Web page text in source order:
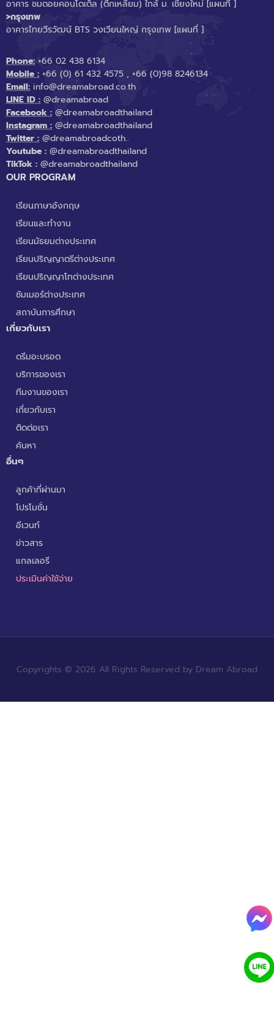
อาคาร ชมดอยคอนโดเต็ล (ตึกเหลี่ยม) ใกล้ ม. เชียงใหม่ [แผนที่ ]
>กรุงเทพ
อาคารไทยวีรวัฒน์ BTS วงเวียนใหญ่ กรุงเทพ [แผนที่ ]
Phone: +66 02 438 6134
Mobile : +66 (0) 61 432 4575 , +66 (0)98 8246134
Email: info@dreamabroad.co.th
LINE ID : @dreamabroad
Facebook : @dreamabroadthailand
Instagram : @dreamabroadthailand
Twitter : @dreamabroadcoth..
Youtube : @dreamabroadthailand
TikTok : @dreamabroadthailand
OUR PROGRAM
เรียนภาษาอังกฤษ
เรียนและทำงาน
เรียนมัธยมต่างประเทศ
เรียนปริญญาตรีต่างประเทศ
เรียนปริญญาโทต่างประเทศ
ซัมเมอร์ต่างประเทศ
สถาบันการศึกษา
เกี่ยวกับเรา
ดรีมอะบรอด
บริการของเรา
ทีมงานของเรา
เกี่ยวกับเรา
ติดต่อเรา
ค้นหา
อื่นๆ
ลูกค้าที่ผ่านมา
โปรโมชั่น
อีเวนท์
ข่าวสาร
แกลเลอรี
ประเมินค่าใช้จ่าย
Copyrights © 2026 All Rights Reserved by Dream Abroad